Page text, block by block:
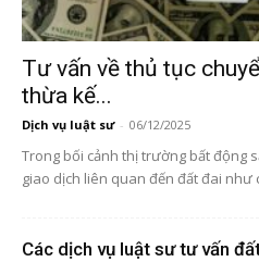
Tư vấn về thủ tục
thừa kế...
Dịch vụ luật sư - 06/12/2025
Trong bối cảnh thị trường bất động
giao dịch liên quan đến đất đai như
Các dịch vụ luật sư tư vấn